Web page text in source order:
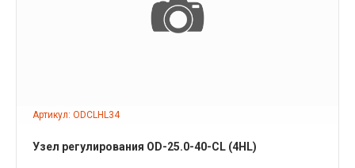
Артикул: ODCLHL34
ПОДРОБНЕЕ
Узел регулирования OD-25.0-40-CL (4HL)